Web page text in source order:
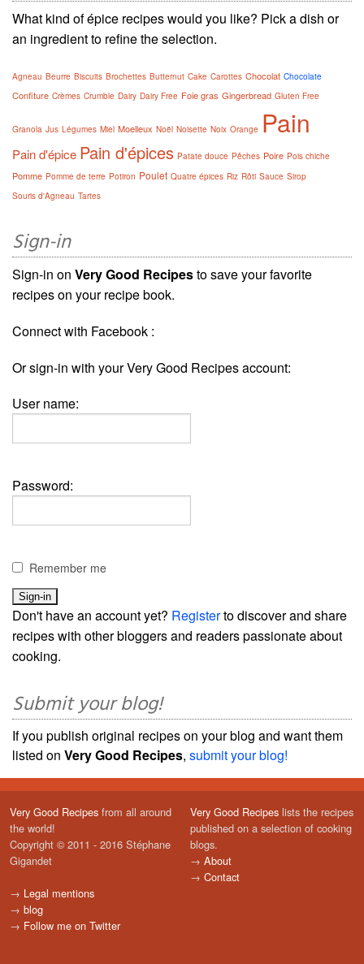
What kind of épice recipes would you like? Pick a dish or
an ingredient to refine the selection.
Agneau Beurre Biscuits Brochettes Butternut Cake Carottes Chocolat Chocolate
Confiture Crèmes Crumble Dairy Dairy Free Foie gras Gingerbread Gluten Free
Granola Jus Légumes Miel Moelleux Noël Noisette Noix Orange Pain
Pain d'épice Pain d'épices Patate douce Pêches Poire Pois chiche
Pomme Pomme de terre Potiron Poulet Quatre épices Riz Rôti Sauce Sirop
Souris d'Agneau Tartes
Sign-in
Sign-in on Very Good Recipesto save your favorite
recipes on your recipe book.
Connect with Facebook :
Or sign-in with your Very Good Recipes account:
User name:
Password:
Remember me
Don't have an account yet? Registerto discover and share
recipes with other bloggers and readers passionate about
cooking.
Submit your blog!
If you publish original recipes on your blog and want them
listed on Very Good Recipes, submit your blog!
Very Good Recipes from all around
the world!
Copyright © 2011 - 2016 Stéphane
Gigandet
→ Legal mentions
→ blog
→ Follow me on Twitter
Very Good Recipes lists the recipes
published on a selection of cooking
blogs.
→ About
→ Contact